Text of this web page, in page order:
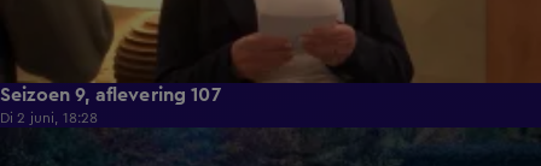
Seizoen 9, aflevering 107
Di 2 juni, 18:28